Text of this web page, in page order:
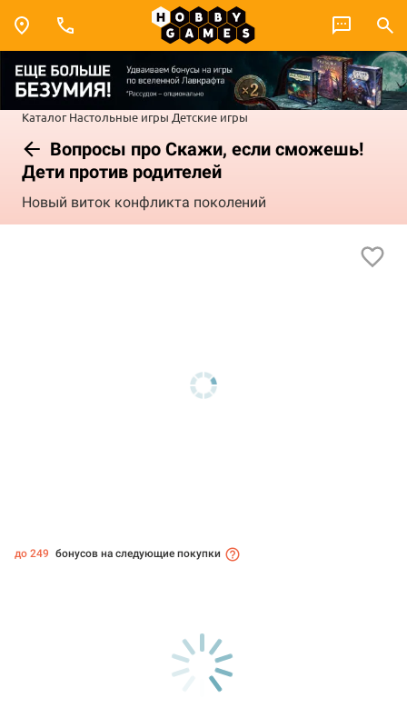
Каталог Настольные игры Детские игры
Вопросы про Скажи, если сможешь!
Дети против родителей
Новый виток конфликта поколений
до 249 бонусов на следующие покупки